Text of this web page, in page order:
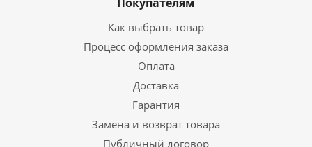
Как выбрать товар
Процесс оформления заказа
Оплата
Доставка
Гарантия
Замена и возврат товара
Публичный договор